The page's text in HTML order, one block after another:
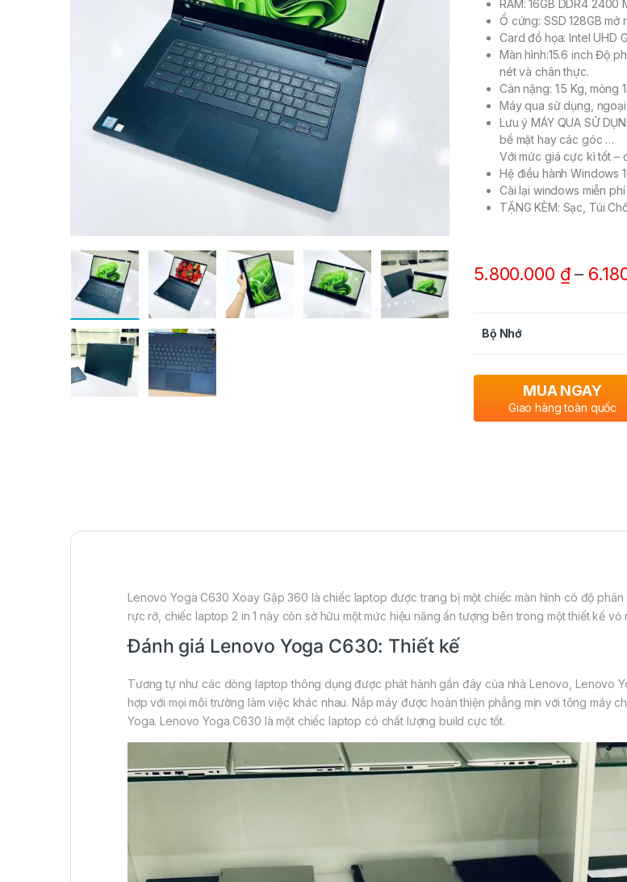
RAM: 16GB DDR4 2400
Ổ cứng: SSD 128GB
Card đồ họa: Intel UHD
Màn hình:15.6 inch Độ
nét và chân thực.
Cân nặng: 1.5 Kg, mỏng
Máy qua sử dụng,
Lưu ý MÁY QUA SỬ
bề mặt hay các góc …
Với mức giá cực kì tốt –
Hệ điều hành Windows
Cài lại windows miễn phí
TẶNG KÈM: Sạc, Túi
5.800.000 ₫–
Bộ Nhớ
MUA NGAY
Giao hàng toàn quốc
Lenovo Yoga C630 Xoay Gập 360 là chiếc laptop được trang bị một chiếc màn hình có độ
rực rỡ, chiếc laptop 2 in 1 này còn sở hữu một mức hiệu năng ấn tượng bên trong một thiết kế vỏ
Đánh giá Lenovo Yoga C630: Thiết kế
Tương tự như các dòng laptop thông dụng được phát hành gần đây của nhà Lenovo, Lenovo
hợp với mọi môi trường làm việc khác nhau. Nắp máy được hoàn thiện phẳng mịn với tông máy
Yoga. Lenovo Yoga C630 là một chiếc laptop có chất lượng build cực tốt.